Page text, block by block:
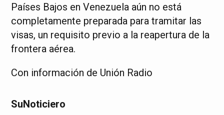
Países Bajos en Venezuela aún no está
completamente preparada para tramitar las
visas, un requisito previo a la reapertura de la
frontera aérea.
Con información de Unión Radio
SuNoticiero